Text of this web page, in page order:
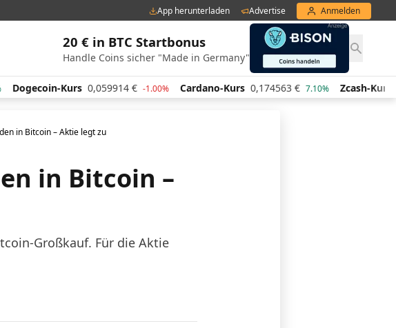
App herunterladen Advertise Anmelden
20 € in BTC Startbonus
Handle Coins sicher "Made in Germany"
Dogecoin-Kurs 0,059914 € -1.00% Cardano-Kurs 0,174563 € 7.10% Zcash-Kurs
in Bitcoin – Aktie legt zu
in Bitcoin –
Großkauf. Für die Aktie